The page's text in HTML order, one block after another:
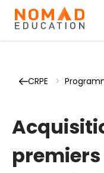
CRPE >